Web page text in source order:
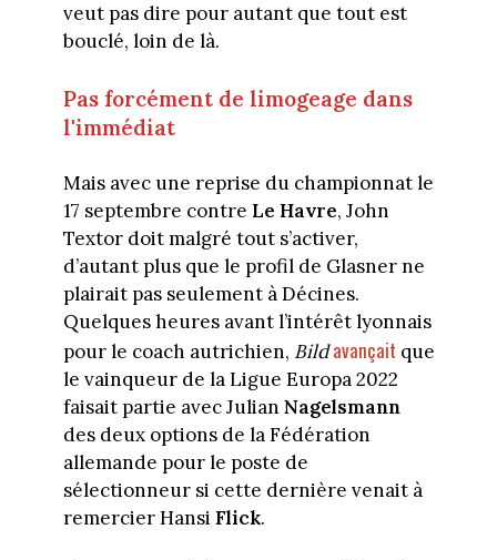
veut pas dire pour autant que tout est
bouclé, loin de là.
Pas forcément de limogeage dans
l'immédiat
Mais avec une reprise du championnat le
17 septembre contre Le Havre, John
Textor doit malgré tout s’activer,
d’autant plus que le profil de Glasner ne
plairait pas seulement à Décines.
Quelques heures avant l’intérêt lyonnais
pour le coach autrichien, Bild avançait que
le vainqueur de la Ligue Europa 2022
faisait partie avec Julian Nagelsmann
des deux options de la Fédération
allemande pour le poste de
sélectionneur si cette dernière venait à
remercier Hansi Flick.